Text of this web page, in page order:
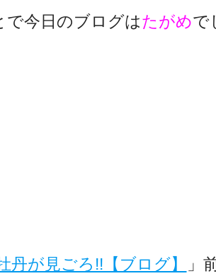
今日のブログはたがめで
丹が見ごろ!!【ブログ】
」